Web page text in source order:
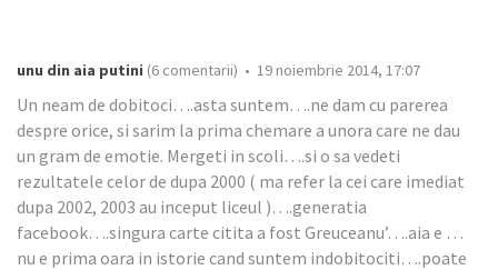
unu din aia putini (6 comentarii) • 19 noiembrie 2014, 17:07
Un neam de dobitoci….asta suntem….ne dam cu parerea
despre orice, si sarim la prima chemare a unora care ne dau
un gram de emotie. Mergeti in scoli….si o sa vedeti
rezultatele celor de dupa 2000 ( ma refer la cei care imediat
dupa 2002, 2003 au inceput liceul )….generatia
facebook….singura carte citita a fost Greuceanu’….aia e …
nu e prima oara in istorie cand suntem indobitociti….poate